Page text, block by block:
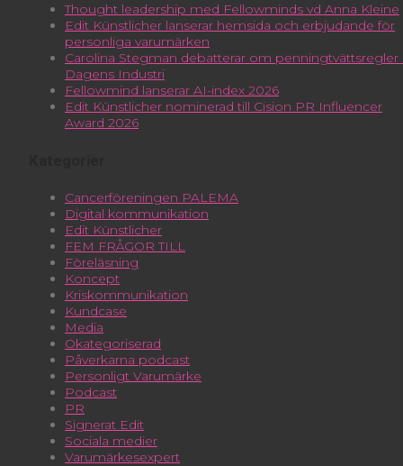
Thought leadership med Fellowminds vd Anna Kleine
Edit Künstlicher lanserar hemsida och erbjudande för
personliga varumärken
Carolina Stegman debatterar om penningtvättsregler
Dagens Industri
Fellowmind lanserar AI-index 2026
Edit Künstlicher nominerad till Cision PR Influencer
Award 2026
Cancerföreningen PALEMA
Digital kommunikation
Edit Künstlicher
FEM FRÅGOR TILL
Föreläsning
Koncept
Kriskommunikation
Kundcase
Media
Okategoriserad
Påverkarna podcast
Personligt Varumärke
Podcast
PR
Signerat Edit
Sociala medier
Varumärkesexpert